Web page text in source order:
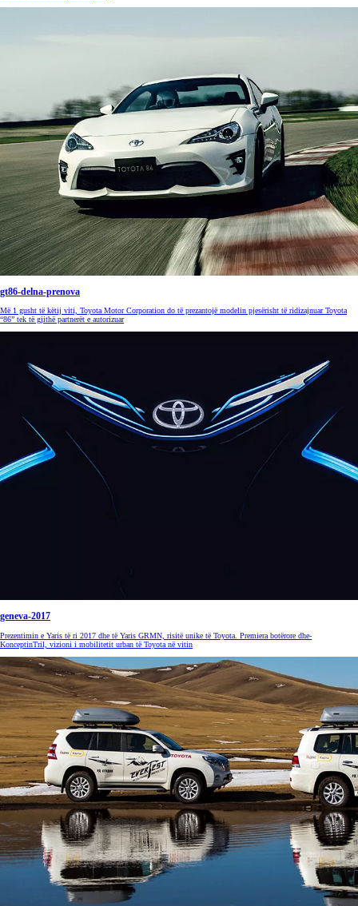
gt86-delna-prenova
Më 1 gusht të këtij viti, Toyota Motor Corporation do të prezantojë modelin pjesërisht të ridizajnuar Toyota
“86” tek të gjithë partnerët e autorizuar
geneva-2017
Prezentimin e Yaris të ri 2017 dhe të Yaris GRMN, risitë unike të Toyota. Premiera botërore dhe-
KonceptinTril, vizioni i mobilitetit urban të Toyota në vitin